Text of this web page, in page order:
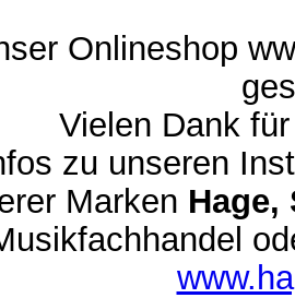
Onlineshop
Vielen Dank
zu unseren
Marken Hage,